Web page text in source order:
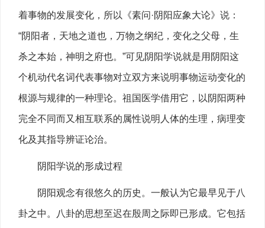
着事物的发展变化，所以《素问·阴阳应象大论》说：
“阴阳者，天地之道也，万物之纲纪，变化之父母，生
杀之本始，神明之府也。”可见阴阳学说就是用阴阳这
个机动代名词代表事物对立双方来说明事物运动变化的
根源与规律的一种理论。祖国医学借用它，以阴阳两种
完全不同而又相互联系的属性说明人体的生理，病理变
化及其指导辨证论治。
阴阳学说的形成过程
阴阳观念有很悠久的历史。一般认为它最早见于八
卦之中。八卦的思想至迟在殷周之际即已形成。它包括